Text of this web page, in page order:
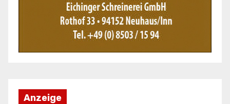
Anzeige